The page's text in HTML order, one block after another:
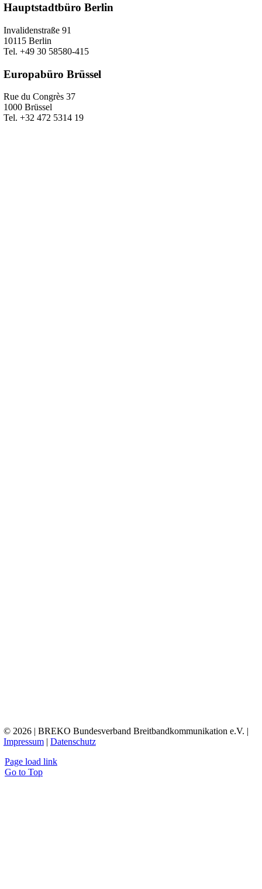
Hauptstadtbüro Berlin
Invalidenstraße 91
10115 Berlin
Tel. +49 30 58580-415
Europabüro Brüssel
Rue du Congrès 37
1000 Brüssel
Tel. +32 472 5314 19
© 2026 | BREKO Bundesverband Breitbandkommunikation e.V. |
Impressum| Datenschutz
Page load link
Go to Top